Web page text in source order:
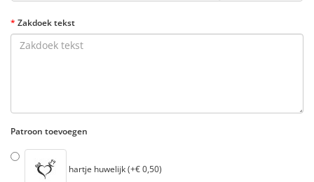
Zakdoek tekst
Patroon toevoegen
hartje huwelijk (+€ 0,50)